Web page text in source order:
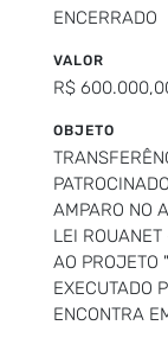
ENCERRADO
VALOR
R$
OBJETO
AMPARO NO
LEI
AO PROJETO
EXECUTADO
ENCONTRA